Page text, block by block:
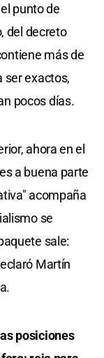
punto de
del decreto
más de
ser exactos,
pocos días.
ahora en el
a buena parte
acompaña
se
sale:
Martín
posiciones